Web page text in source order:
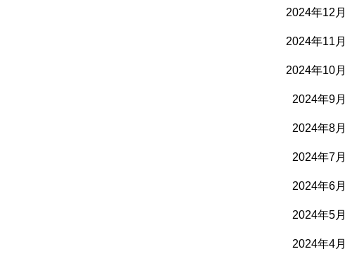
2024年12月
2024年11月
2024年10月
2024年9月
2024年8月
2024年7月
2024年6月
2024年5月
2024年4月